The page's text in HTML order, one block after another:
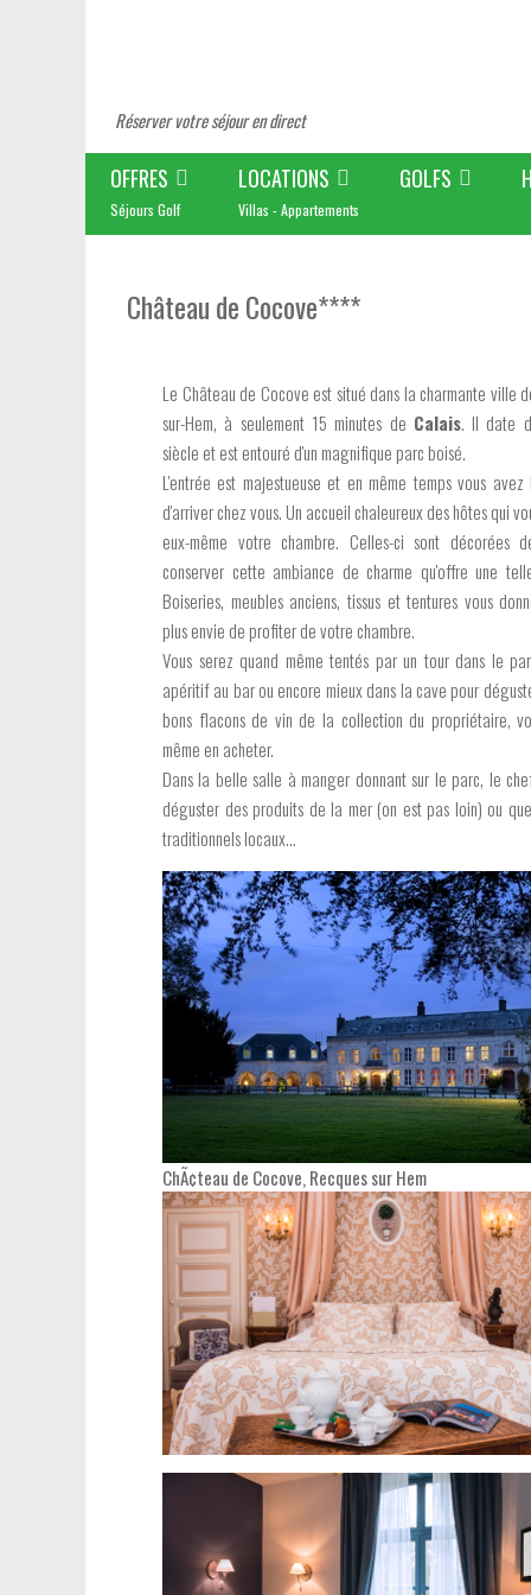
Réserver votre séjour en direct
OFFRES
Séjours Golf
LOCATIONS
Villas - Appartements
GOLFS
Château de Cocove****
Le Château de Cocove est situé dans la charmante ville
sur-Hem, à seulement 15 minutes de Calais. Il date
siècle et est entouré d'un magnifique parc boisé.
L'entrée est majestueuse et en même temps vous avez
d'arriver chez vous. Un accueil chaleureux des hôtes qui
eux-même votre chambre. Celles-ci sont décorées
conserver cette ambiance de charme qu'offre une
Boiseries, meubles anciens, tissus et tentures vous
plus envie de profiter de votre chambre.
Vous serez quand même tentés par un tour dans le
apéritif au bar ou encore mieux dans la cave pour
bons flacons de vin de la collection du propriétaire,
même en acheter.
Dans la belle salle à manger donnant sur le parc, le
déguster des produits de la mer (on est pas loin) ou
traditionnels locaux...
ChÃ¢teau de Cocove, Recques sur Hem